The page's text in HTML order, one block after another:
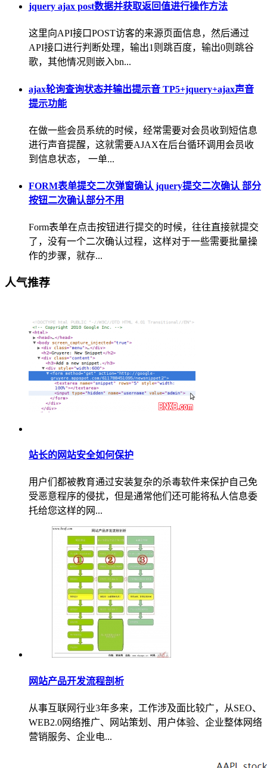
jquery ajax post数据并获取返回值进行操作方法
这里向API接口POST访客的来源页面信息，然后通过
API接口进行判断处理，输出1则跳百度，输出0则跳谷
歌，其他情况则嵌入bn...
ajax轮询查询状态并输出提示音 TP5+jquery+ajax声音
提示功能
在做一些会员系统的时候，经常需要对会员收到短信息
进行声音提醒，这就需要AJAX在后台循环调用会员收
到信息状态， 一单...
FORM表单提交二次弹窗确认 jquery提交二次确认 部分
按钮二次确认部分不用
Form表单在点击按钮进行提交的时候，往往直接就提交
了，没有一个二次确认过程，这样对于一些需要批量操
作的步骤，就存...
人气推荐
站长的网站安全如何保护
用户们都被教育通过安装复杂的杀毒软件来保护自己免
受恶意程序的侵扰，但是通常他们还可能将私人信息委
托给您这样的网...
网站产品开发流程剖析
从事互联网行业3年多来，工作涉及面比较广，从SEO、
WEB2.0网络推广、网站策划、用户体验、企业整体网络
营销服务、企业电...